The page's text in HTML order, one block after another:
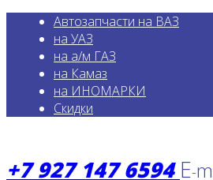
Автозапчасти на ВАЗ
на УАЗ
на а/м ГАЗ
на Камаз
на ИНОМАРКИ
Скидки
+7 927 147 6594 E-